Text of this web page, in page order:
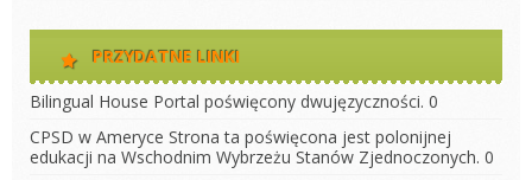
PRZYDATNE LINKI
Bilingual House Portal poświęcony dwujęzyczności. 0
CPSD w Ameryce Strona ta poświęcona jest polonijnej
edukacji na Wschodnim Wybrzeżu Stanów Zjednoczonych. 0